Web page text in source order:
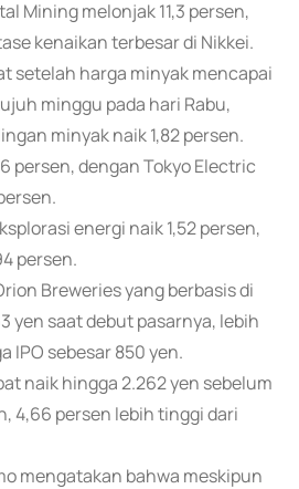
Mining melonjak 11,3 persen,
kenaikan terbesar di Nikkei.
setelah harga minyak mencapai
minggu pada hari Rabu,
minyak naik 1,82 persen.
persen, dengan Tokyo Electric
energi naik 1,52 persen,
persen.
Breweries yang berbasis di
yen saat debut pasarnya, lebih
IPO sebesar 850 yen.
naik hingga 2.262 yen sebelum
4,66 persen lebih tinggi dari
mengatakan bahwa meskipun